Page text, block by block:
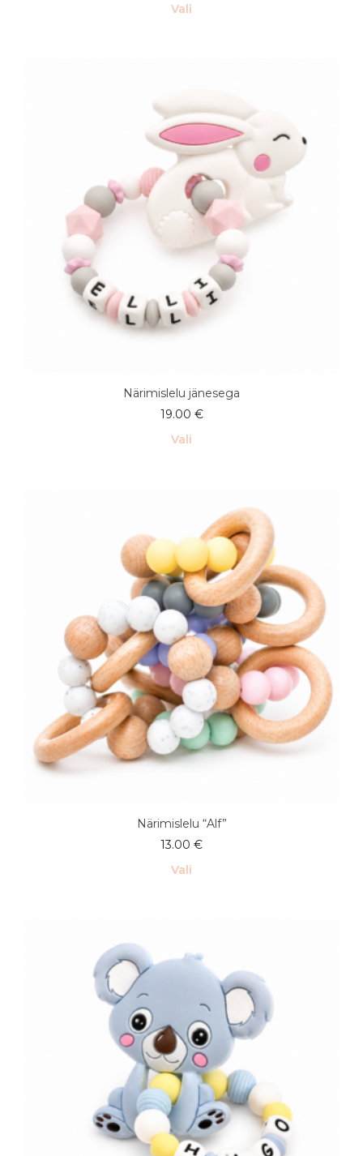
Vali
Valikuid
saab
teha
tootelehel.
Närimislelu jänesega
19.00 €
Vali
varianti.
Valikuid
saab
teha
tootelehel.
Närimislelu “Alf”
13.00 €
Vali